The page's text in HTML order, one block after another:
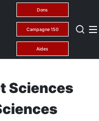
Dons
Campagne 150
Aides
Sciences